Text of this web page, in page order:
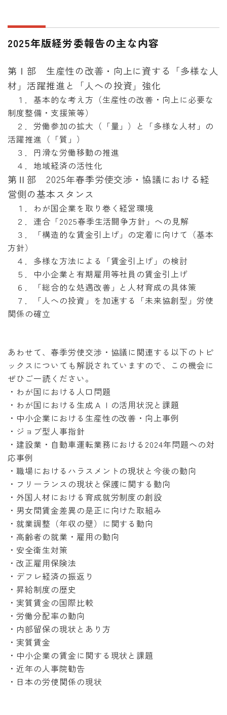
2025年版経労委報告の主な内容
第Ⅰ部 生産性の改善・向上に資する「多様な人
材」活躍推進と「人への投資」強化
１．基本的な考え方（生産性の改善・向上に必要な
制度整備・支援策等）
２．労働参加の拡大（「量」）と「多様な人材」の
活躍推進（「質」）
３．円滑な労働移動の推進
４．地域経済の活性化
第Ⅱ部 2025年春季労使交渉・協議における経
営側の基本スタンス
１．わが国企業を取り巻く経営環境
２．連合「2025春季生活闘争方針」への見解
３．「構造的な賃金引上げ」の定着に向けて（基本
方針）
４．多様な方法による「賃金引上げ」の検討
５．中小企業と有期雇用等社員の賃金引上げ
６．「総合的な処遇改善」と人材育成の具体策
７．「人への投資」を加速する「未来協創型」労使
関係の確立
あわせて、春季労使交渉・協議に関連する以下のトピ
ックスについても解説されていますので、この機会に
ぜひご一読ください。
・わが国における人口問題
・わが国における生成ＡＩの活用状況と課題
・中小企業における生産性の改善・向上事例
・ジョブ型人事指針
・建設業・自動車運転業務における2024年問題への対
応事例
・職場におけるハラスメントの現状と今後の動向
・フリーランスの現状と保護に関する動向
・外国人材における育成就労制度の創設
・男女間賃金差異の是正に向けた取組み
・就業調整（年収の壁）に関する動向
・高齢者の就業・雇用の動向
・安全衛生対策
・改正雇用保険法
・デフレ経済の振返り
・昇給制度の歴史
・実質賃金の国際比較
・労働分配率の動向
・内部留保の現状とあり方
・実質賃金
・中小企業の賃金に関する現状と課題
・近年の人事院勧告
・日本の労使関係の現状